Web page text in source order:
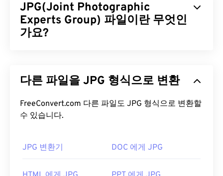
진 촬영 당시의 모든 정보를 포함하고 보존하는 미처
리 이미지입니다. RAF는 RAW 파일에 저장된 정보를
사용하여 다양한 종류의 시각적 이미지를 만드는 데
RAF 파일을 어떻게 여나요?
RAF를 여는 기본 프로그램은
다. 또는Adobe Photoshop Lightroom이나
그인이 필요할 수 있습니다.
JPG(Joint Photographic
Experts Group) 파일이란 무엇인
가요?
파일 형식입니다. JPG는 뛰어난 압축률 덕분에 널리
인터넷 전송 및 웹사이트 사용에 매우 적합합니다. 저
희의JPEG 압축
더 나은 압축률이 필요하다면JPG를 WebP로
일 형식입니다.
다른 파일을 JPG 형식으로 변환
FreeConvert.com 다른 파일도 JPG 형식으로 변환할
수 있습니다.
JPG 변환기 DOC 에게 JPG